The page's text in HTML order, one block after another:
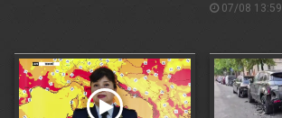
07/08 13:59